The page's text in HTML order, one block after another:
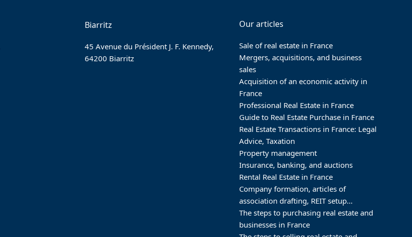
Biarritz
45 Avenue du Président J. F. Kennedy,
64200 Biarritz
Our articles
Sale of real estate in France
Mergers, acquisitions, and business
sales
Acquisition of an economic activity in
France
Professional Real Estate in France
Guide to Real Estate Purchase in France
Real Estate Transactions in France: Legal
Advice, Taxation
Property management
Insurance, banking, and auctions
Rental Real Estate in France
Company formation, articles of
association drafting, REIT setup…
The steps to purchasing real estate and
businesses in France